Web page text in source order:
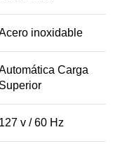
inoxidable
Carga
Superior
127 v / 60 Hz